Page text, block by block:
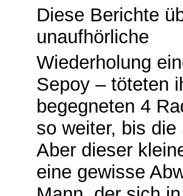
Diese Berichte
unaufhörliche
Wiederholung
Sepoy – töteten
begegneten 4
so weiter, bis
Aber dieser
eine gewisse